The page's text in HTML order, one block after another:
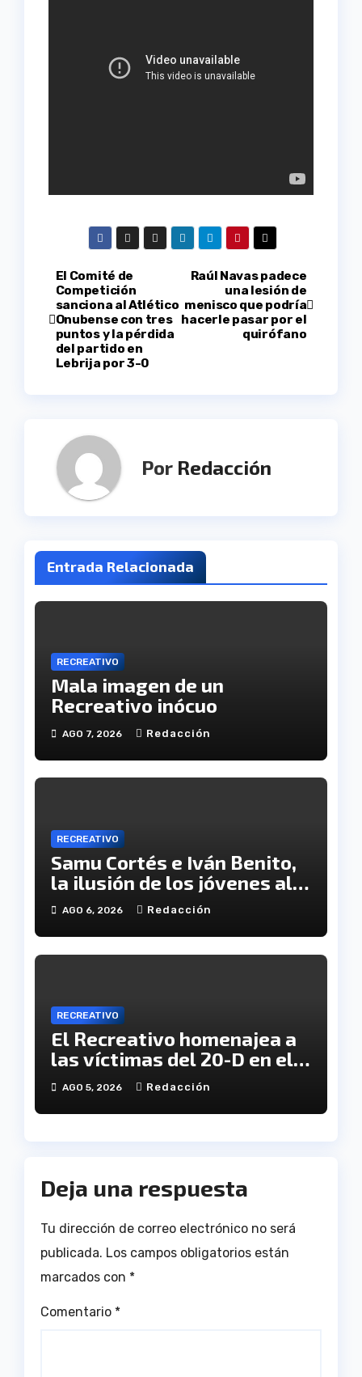
Navegación
de
entradas
Raúl Navas padece
una lesión de
menisco que podría
hacerle pasar por el
quirófano
El Comité de
Competición
sanciona al Atlético
Onubense con tres
puntos y la pérdida
del partido en
Lebrija por 3-0
Por Redacción
Entrada Relacionada
RECREATIVO
Mala imagen de un
Recreativo inócuo
AGO 7, 2026 Redacción
RECREATIVO
Samu Cortés e Iván Benito,
la ilusión de los jóvenes al
servicio del Decano
AGO 6, 2026 Redacción
RECREATIVO
El Recreativo homenajea a
las víctimas del 20-D en el
XX aniversario de la
tragedia
AGO 5, 2026 Redacción
Deja una respuesta
Tu dirección de correo electrónico no será
publicada. Los campos obligatorios están
marcados con *
Comentario *